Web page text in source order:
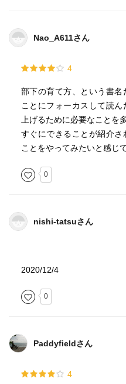
ということなのかなとは思
・部下への対応の仕方は習
指示 → コーチング
・ブレイクスルー（急激な
①修羅場の経験
②重要な他者との出会い
圧倒的に①が多いんだろう
①挑戦的な職務を割り当て
・フィードバックのコツ
本来の目的：
仕事の成果にどう影響す
①推論・判断ベースは不
Nao_A611さん
4
部下の育て方、という書
ことにフォーカスして読
上げるために必要なことを
すぐにできることが紹介
ことをやってみたいと感じて
0
nishi-tatsuさん
2020/12/4
0
Paddyfieldさん
4